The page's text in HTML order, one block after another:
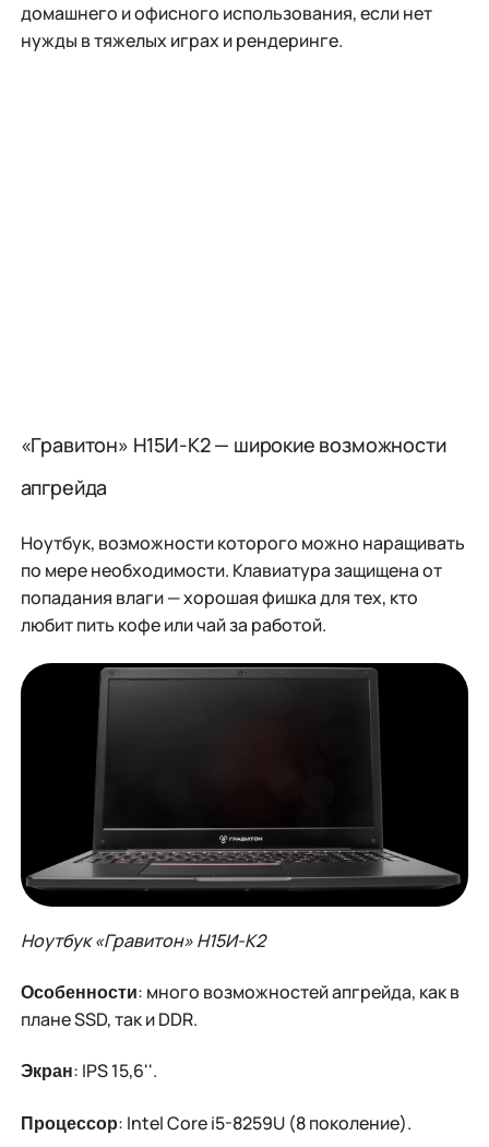
домашнего и офисного использования, если нет
нужды в тяжелых играх и рендеринге.
«Гравитон» Н15И-К2 — широкие возможности
апгрейда
Ноутбук, возможности которого можно наращивать
по мере необходимости. Клавиатура защищена от
попадания влаги — хорошая фишка для тех, кто
любит пить кофе или чай за работой.
Ноутбук «Гравитон» Н15И-К2
Особенности: много возможностей апгрейда, как в
плане SSD, так и DDR.
Экран: IPS 15,6''.
Процессор: Intel Core i5-8259U (8 поколение).